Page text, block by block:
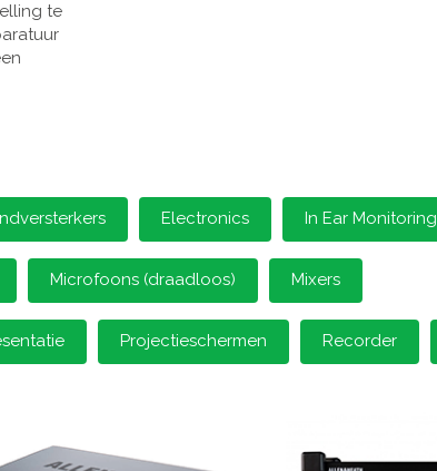
te
Electronics In Ear Monitoring
Microfoons (draadloos) Mixers
Projectieschermen Recorder